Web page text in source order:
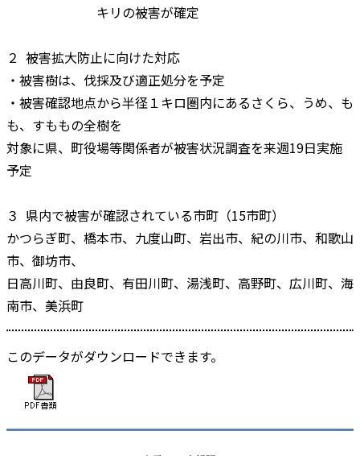
キリの被害が確定
２ 被害拡大防止に向けた対応
・被害樹は、伐採及び適正処分を予定
・被害確認地点から半径１キロ圏内にあるさくら、うめ、も
も、すももの全樹を
対象に県、町役場等関係者が被害状況調査を来週19日実施
予定
３ 県内で被害が確認されている市町（15市町）
かつらぎ町、橋本市、九度山町、岩出市、紀の川市、和歌山
市、御坊市、
日高川町、由良町、有田川町、湯浅町、高野町、広川町、海
南市、美浜町
このデータがダウンロードできます。